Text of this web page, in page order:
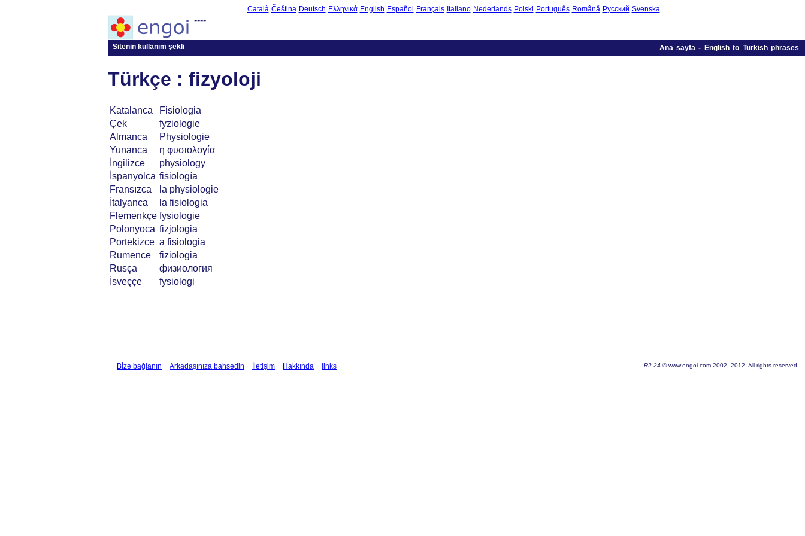
Català Čeština Deutsch Ελληνικά English Español Français Italiano Nederlands Polski Português Română Русский Svenska
----
Sitenin kullanım şekli Ana sayfa- English to Turkish phrases
Türkçe : fizyoloji
Katalanca
Fisiologia
Çek
fyziologie
Almanca
Physiologie
Yunanca
η φυσιολογία
İngilizce
physiology
İspanyolca fisiología
Fransızca
la physiologie
İtalyanca
la fisiologia
Flemenkçe fysiologie
Polonyoca fizjologia
Portekizce a fisiologia
Rumence
fiziologia
Rusça
физиология
İsveççe
fysiologi
Bİze bağlanın Arkadaşınıza bahsedin İletişim Hakkında links R2.24 © www.engoi.com 2002, 2012. All rights reserved.